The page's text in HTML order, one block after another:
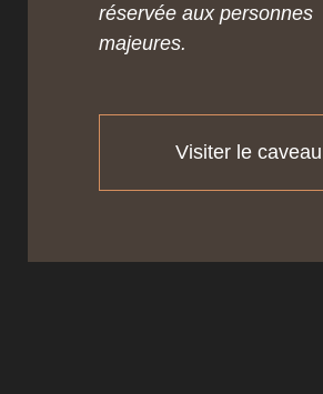
réservée aux personnes
majeures.
Visiter le caveau